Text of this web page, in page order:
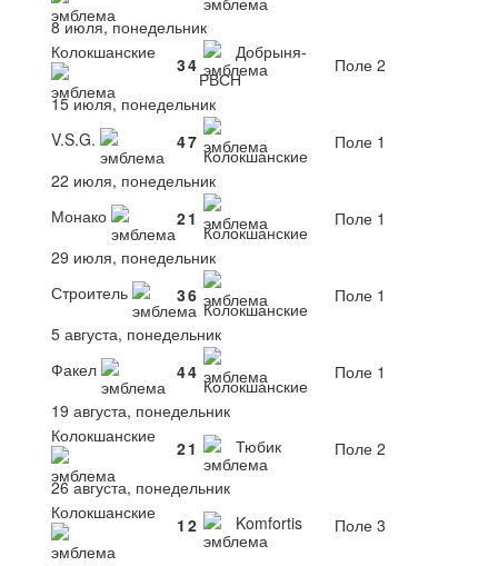
8 июля, понедельник
Колокшанские
34
Добрыня-
РВСН
Поле 2
15 июля, понедельник
V.S.G.
47
Колокшанские
Поле 1
22 июля, понедельник
Монако
21
Колокшанские
Поле 1
29 июля, понедельник
Строитель
36
Колокшанские
Поле 1
5 августа, понедельник
Факел
44
Колокшанские
Поле 1
19 августа, понедельник
Колокшанские
21 Тюбик
Поле 2
26 августа, понедельник
Колокшанские
1 2 Komfortis Поле 3